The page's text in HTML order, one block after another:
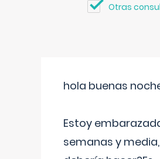
Otras
hola buenas
Estoy
semanas y